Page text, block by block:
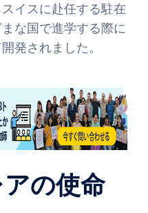
イスに赴任する駐在
な国で進学する際に
発されました。
の使命